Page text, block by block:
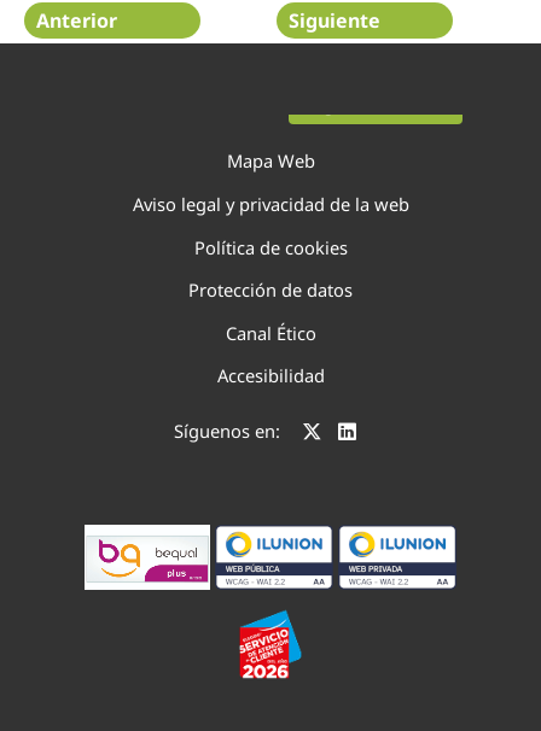
Anterior Siguiente
Mapa Web
Aviso legal y privacidad de la web
Política de cookies
Protección de datos
Canal Ético
Accesibilidad
Síguenos en: